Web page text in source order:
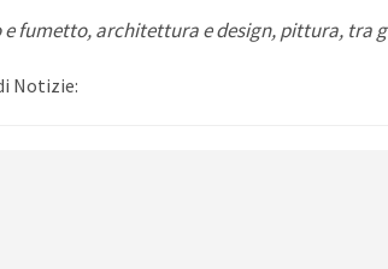
e fumetto, architettura e design, pittura, tra
Notizie: